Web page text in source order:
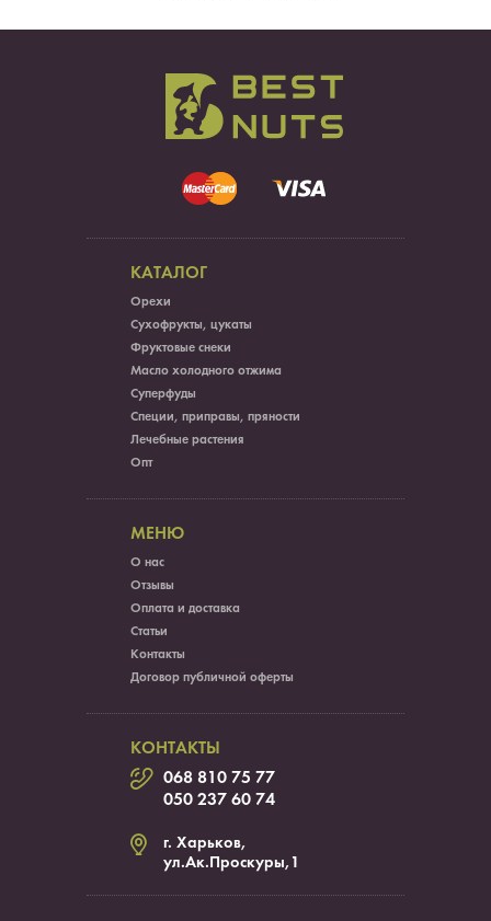
КАТАЛОГ
Орехи
Сухофрукты, цукаты
Фруктовые снеки
Масло холодного отжима
Суперфуды
Специи, приправы, пряности
Лечебные растения
Опт
МЕНЮ
О нас
Отзывы
Оплата и доставка
Статьи
Контакты
Договор публичной оферты
КОНТАКТЫ
068 810 75 77
050 237 60 74
г. Харьков,
ул.Ак.Проскуры,1